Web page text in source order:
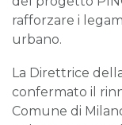
rafforzare i
urbano.
La Direttrice
confermato il
Comune di